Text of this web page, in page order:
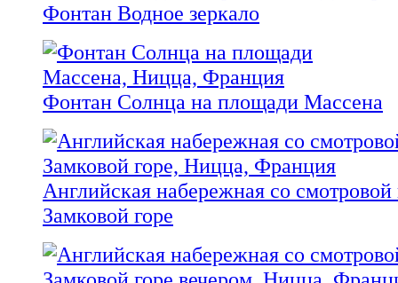
Фонтан Водное зеркало
Фонтан Солнца на площади Массена
Английская набережная со
Замковой горе